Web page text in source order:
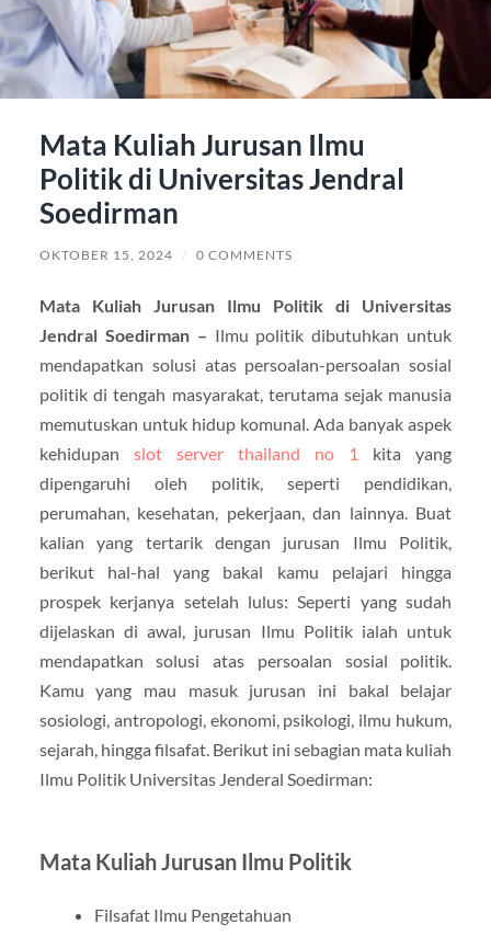
Mata Kuliah Jurusan Ilmu
Politik di Universitas Jendral
Soedirman
OKTOBER 15, 2024 / 0 COMMENTS
Mata Kuliah Jurusan Ilmu Politik di Universitas
Jendral Soedirman – Ilmu politik dibutuhkan untuk
mendapatkan solusi atas persoalan-persoalan sosial
politik di tengah masyarakat, terutama sejak manusia
memutuskan untuk hidup komunal. Ada banyak aspek
kehidupan slot server thailand no 1
kita yang
dipengaruhi oleh politik, seperti pendidikan,
perumahan, kesehatan, pekerjaan, dan lainnya. Buat
kalian yang tertarik dengan jurusan Ilmu Politik,
berikut hal-hal yang bakal kamu pelajari hingga
prospek kerjanya setelah lulus: Seperti yang sudah
dijelaskan di awal, jurusan Ilmu Politik ialah untuk
mendapatkan solusi atas persoalan sosial politik.
Kamu yang mau masuk jurusan ini bakal belajar
sosiologi, antropologi, ekonomi, psikologi, ilmu hukum,
sejarah, hingga filsafat. Berikut ini sebagian mata kuliah
Ilmu Politik Universitas Jenderal Soedirman:
Mata Kuliah Jurusan Ilmu Politik
Filsafat Ilmu Pengetahuan